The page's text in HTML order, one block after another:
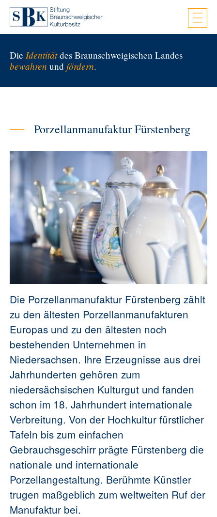
Zum Hauptinhalt springen
Die Identitätdes Braunschweigischen Landes
bewahren und fördern.
Porzellanmanufaktur Fürstenberg
Die Porzellanmanufaktur Fürstenberg zählt
zu den ältesten Porzellanmanufakturen
Europas und zu den ältesten noch
bestehenden Unternehmen in
Niedersachsen. Ihre Erzeugnisse aus drei
Jahrhunderten gehören zum
niedersächsischen Kulturgut und fanden
schon im 18. Jahrhundert internationale
Verbreitung. Von der Hochkultur fürstlicher
Tafeln bis zum einfachen
Gebrauchsgeschirr prägte Fürstenberg die
nationale und internationale
Porzellangestaltung. Berühmte Künstler
trugen maßgeblich zum weltweiten Ruf der
Manufaktur bei.